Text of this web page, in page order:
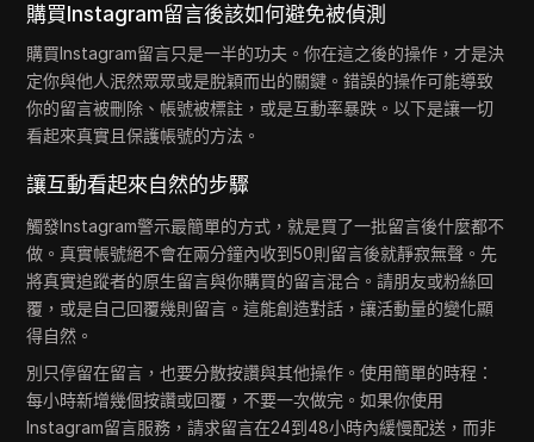
購買Instagram留言後該如何避免被偵測
購買Instagram留言只是一半的功夫。你在這之後的操作，才是決
定你與他人泯然眾眾或是脫穎而出的關鍵。錯誤的操作可能導致
你的留言被刪除、帳號被標註，或是互動率暴跌。以下是讓一切
看起來真實且保護帳號的方法。
讓互動看起來自然的步驟
觸發Instagram警示最簡單的方式，就是買了一批留言後什麼都不
做。真實帳號絕不會在兩分鐘內收到50則留言後就靜寂無聲。先
將真實追蹤者的原生留言與你購買的留言混合。請朋友或粉絲回
覆，或是自己回覆幾則留言。這能創造對話，讓活動量的變化顯
得自然。
別只停留在留言，也要分散按讚與其他操作。使用簡單的時程：
每小時新增幾個按讚或回覆，不要一次做完。如果你使用
Instagram留言服務，請求留言在24到48小時內緩慢配送，而非